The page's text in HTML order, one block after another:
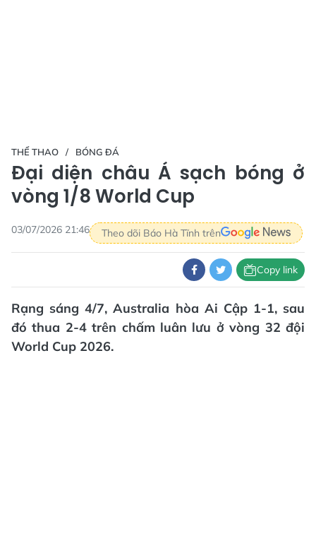
THỂ THAO BÓNG ĐÁ
Đại diện châu Á sạch bóng ở
vòng 1/8 World Cup
03/07/2026 21:46 Theo dõi Báo Hà Tĩnh trên
Copy link
Rạng sáng 4/7, Australia hòa Ai Cập 1-1, sau
đó thua 2-4 trên chấm luân lưu ở vòng 32 đội
World Cup 2026.